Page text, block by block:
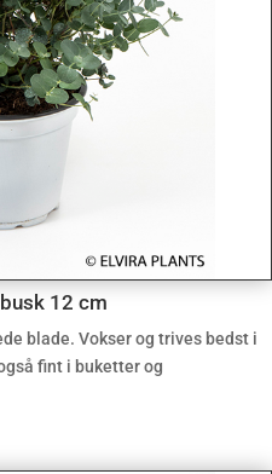
12 cm
blade. Vokser og trives bedst i
fint i buketter og